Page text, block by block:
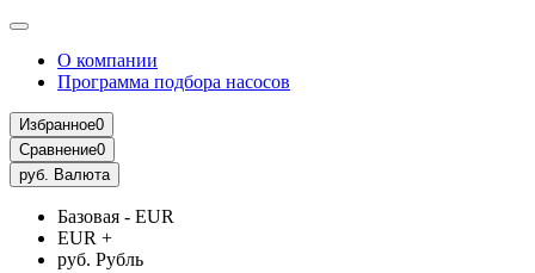
О компании
Программа подбора насосов
Избранное0
Сравнение0
руб. Валюта
Базовая - EUR
EUR +
руб. Рубль